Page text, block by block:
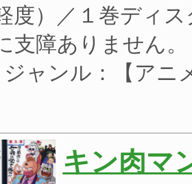
度）／１巻ディ
支障ありません。
ジャンル：【アニ
キン肉